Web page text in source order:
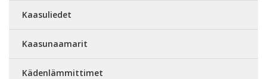
Kaasuliedet
Kaasunaamarit
Kädenlämmittimet